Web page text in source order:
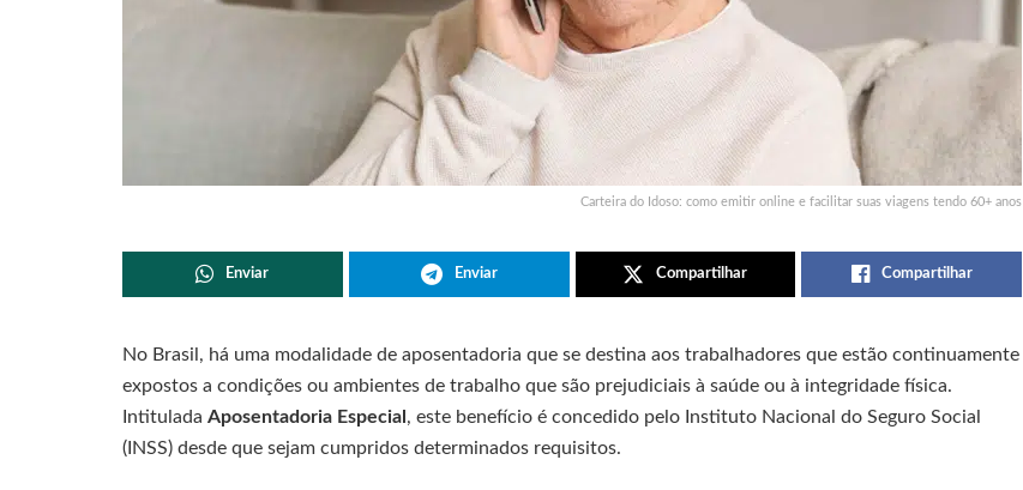
Carteira do Idoso: como emitir online e facilitar suas viagens tendo 60+ anos
Enviar Enviar Compartilhar Compartilhar
No Brasil, há uma modalidade de aposentadoria que se destina aos trabalhadores que estão continuamente
expostos a condições ou ambientes de trabalho que são prejudiciais à saúde ou à integridade física.
Intitulada Aposentadoria Especial , este benefício é concedido pelo Instituto Nacional do Seguro Social
(INSS) desde que sejam cumpridos determinados requisitos.